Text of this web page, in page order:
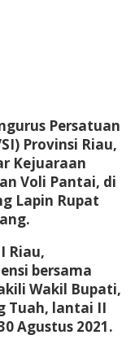
Persatuan
Provinsi Riau,
Kejuaraan
Voli Pantai, di
Lapin Rupat
Riau,
bersama
Wakil Bupati,
Tuah, lantai II
Agustus 2021.